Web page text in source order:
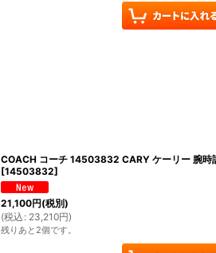
COACH コーチ 14503832 CARY ケーリー 腕時
[14503832]
21,100円(税別)
(税込 : 23,210円)
残りあと2個です。